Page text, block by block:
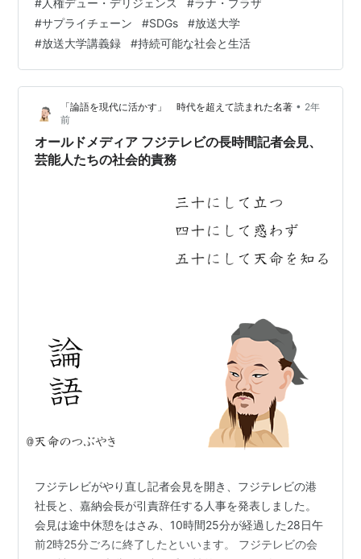
Business and Human Rights: Implementing the United
Nations “Protect, Respect and Remedy” Framework と
いいます。この指…
#人権デュー・デリジェンス #ラナ・プラザ
#サプライチェーン #SDGs #放送大学
#放送大学講義録 #持続可能な社会と生活
「論語を現代に活かす」 時代を超えて読まれた名著 • 2年
前
オールドメディア フジテレビの長時間記者会見、
芸能人たちの社会的責務
フジテレビがやり直し記者会見を開き、フジテレビの港
社長と、嘉納会長が引責辞任する人事を発表しました。
会見は途中休憩をはさみ、10時間25分が経過した28日午
前2時25分ごろに終了したといいます。 フジテレビの会